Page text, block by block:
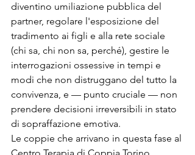
diventino umiliazione pubblica del
partner, regolare l'esposizione del
tradimento ai figli e alla rete sociale
(chi sa, chi non sa, perché), gestire le
interrogazioni ossessive in tempi e
modi che non distruggano del tutto la
convivenza, e — punto cruciale — non
prendere decisioni irreversibili in stato
di sopraffazione emotiva.
Le coppie che arrivano in questa fase al